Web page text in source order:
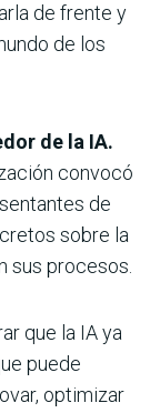
de frente y
de los
de la IA.
convocó
de
sobre la
sus procesos.
que la IA ya
puede
optimizar